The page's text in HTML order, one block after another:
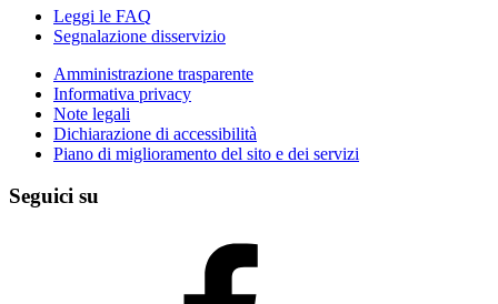
Leggi le FAQ
Segnalazione disservizio
Amministrazione trasparente
Informativa privacy
Note legali
Dichiarazione di accessibilità
Piano di miglioramento del sito e dei servizi
Seguici su